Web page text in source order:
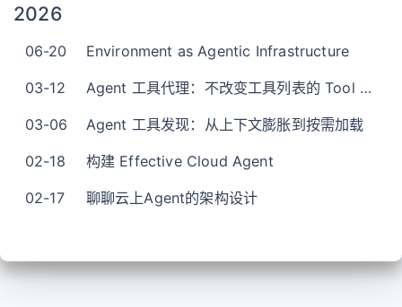
2026
06-20 Environment as Agentic Infrastructure
03-12 Agent 工具代理：不改变工具列表的 Tool Search
03-06 Agent 工具发现：从上下文膨胀到按需加载
02-18 构建 Effective Cloud Agent
02-17 聊聊云上Agent的架构设计